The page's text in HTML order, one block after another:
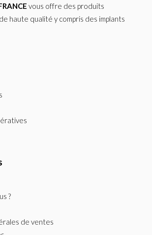
vous offre des produits
haute qualité y compris des implants
?
de ventes